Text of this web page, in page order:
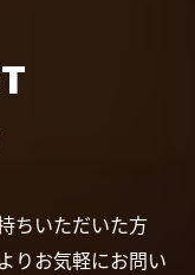
ちいただいた方
りお気軽にお問い